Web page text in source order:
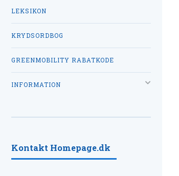
LEKSIKON
KRYDSORDBOG
GREENMOBILITY RABATKODE
INFORMATION
Kontakt Homepage.dk